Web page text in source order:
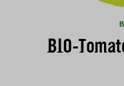
BIO-